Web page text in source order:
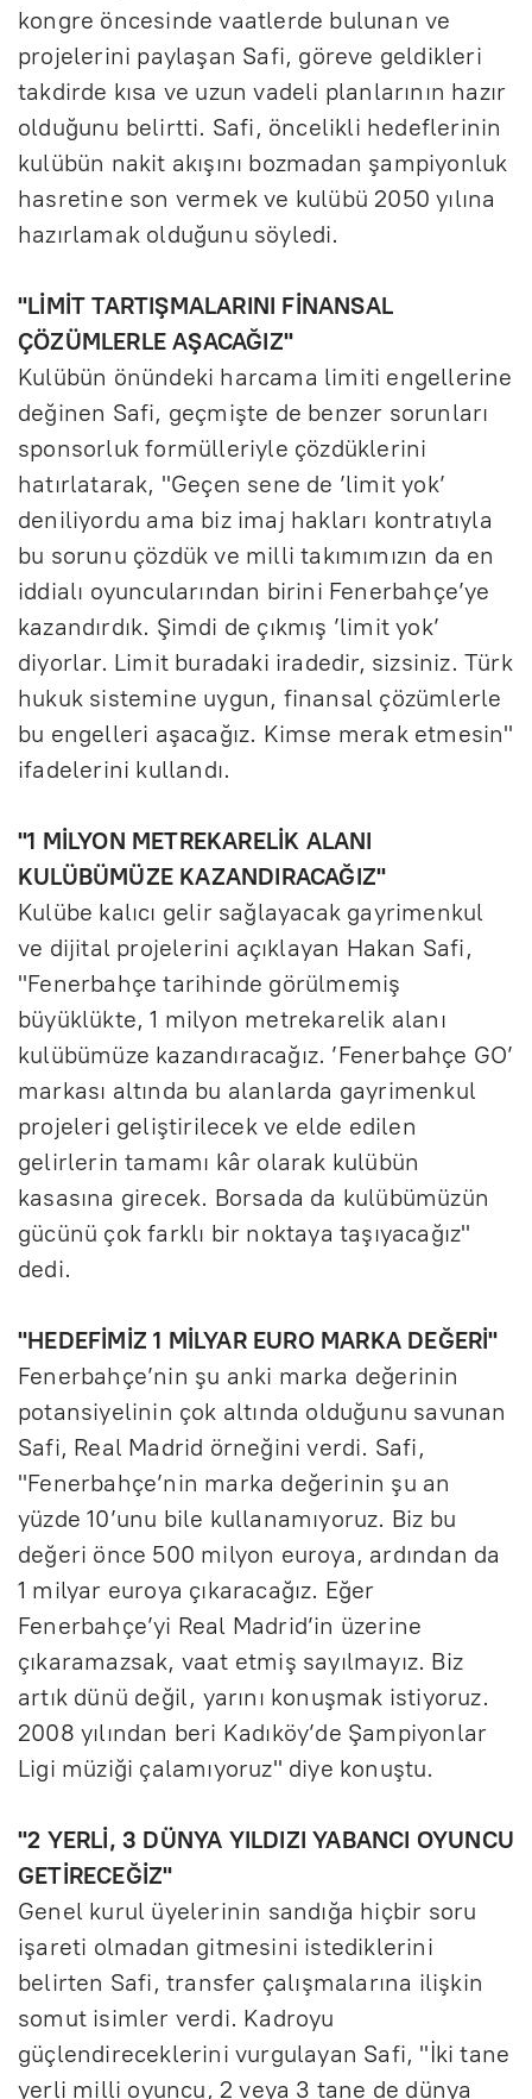
kongre öncesinde vaatlerde bulunan ve
projelerini paylaşan Safi, göreve geldikleri
takdirde kısa ve uzun vadeli planlarının hazır
olduğunu belirtti. Safi, öncelikli hedeflerinin
kulübün nakit akışını bozmadan şampiyonluk
hasretine son vermek ve kulübü 2050 yılına
hazırlamak olduğunu söyledi.
"LİMİT TARTIŞMALARINI FİNANSAL
ÇÖZÜMLERLE AŞACAĞIZ"
Kulübün önündeki harcama limiti engellerine
değinen Safi, geçmişte de benzer sorunları
sponsorluk formülleriyle çözdüklerini
hatırlatarak, "Geçen sene de ’limit yok’
deniliyordu ama biz imaj hakları kontratıyla
bu sorunu çözdük ve milli takımımızın da en
iddialı oyuncularından birini Fenerbahçe’ye
kazandırdık. Şimdi de çıkmış ’limit yok’
diyorlar. Limit buradaki iradedir, sizsiniz. Türk
hukuk sistemine uygun, finansal çözümlerle
bu engelleri aşacağız. Kimse merak etmesin"
ifadelerini kullandı.
"1 MİLYON METREKARELİK ALANI
KULÜBÜMÜZE KAZANDIRACAĞIZ"
Kulübe kalıcı gelir sağlayacak gayrimenkul
ve dijital projelerini açıklayan Hakan Safi,
"Fenerbahçe tarihinde görülmemiş
büyüklükte, 1 milyon metrekarelik alanı
kulübümüze kazandıracağız. ’Fenerbahçe GO’
markası altında bu alanlarda gayrimenkul
projeleri geliştirilecek ve elde edilen
gelirlerin tamamı kâr olarak kulübün
kasasına girecek. Borsada da kulübümüzün
gücünü çok farklı bir noktaya taşıyacağız"
dedi.
"HEDEFİMİZ 1 MİLYAR EURO MARKA DEĞERİ"
Fenerbahçe’nin şu anki marka değerinin
potansiyelinin çok altında olduğunu savunan
Safi, Real Madrid örneğini verdi. Safi,
"Fenerbahçe’nin marka değerinin şu an
yüzde 10’unu bile kullanamıyoruz. Biz bu
değeri önce 500 milyon euroya, ardından da
1 milyar euroya çıkaracağız. Eğer
Fenerbahçe’yi Real Madrid’in üzerine
çıkaramazsak, vaat etmiş sayılmayız. Biz
artık dünü değil, yarını konuşmak istiyoruz.
2008 yılından beri Kadıköy’de Şampiyonlar
Ligi müziği çalamıyoruz" diye konuştu.
"2 YERLİ, 3 DÜNYA YILDIZI YABANCI OYUNCU
GETİRECEĞİZ"
Genel kurul üyelerinin sandığa hiçbir soru
işareti olmadan gitmesini istediklerini
belirten Safi, transfer çalışmalarına ilişkin
somut isimler verdi. Kadroyu
güçlendireceklerini vurgulayan Safi, "İki tane
yerli milli oyuncu, 2 veya 3 tane de dünya